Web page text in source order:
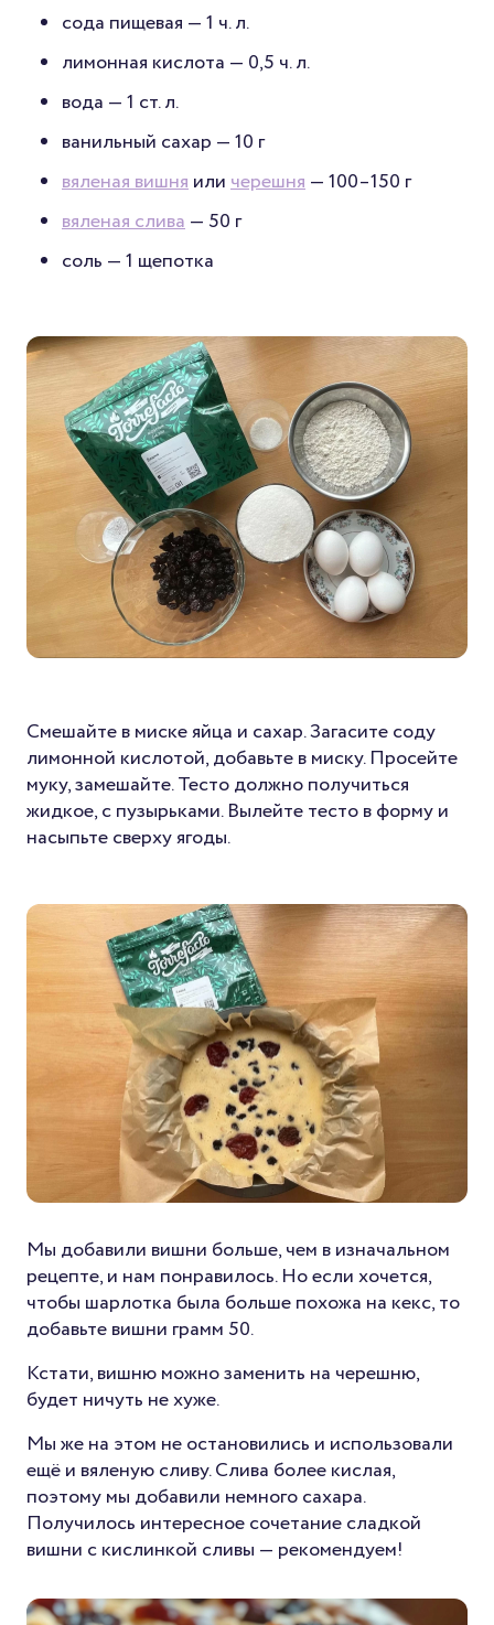
сода пищевая — 1 ч. л.
лимонная кислота — 0,5 ч. л.
вода — 1 ст. л.
ванильный сахар — 10 г
вяленая вишняиличерешня— 100–150 г
вяленая слива— 50 г
соль — 1 щепотка
Смешайте в миске яйца и сахар. Загасите соду
лимонной кислотой, добавьте в миску. Просейте
муку, замешайте. Тесто должно получиться
жидкое, с пузырьками. Вылейте тесто в форму и
насыпьте сверху ягоды.
Мы добавили вишни больше, чем в изначальном
рецепте, и нам понравилось. Но если хочется,
чтобы шарлотка была больше похожа на кекс, то
добавьте вишни грамм 50.
Кстати, вишню можно заменить на черешню,
будет ничуть не хуже.
Мы же на этом не остановились и использовали
ещё и вяленую сливу. Слива более кислая,
поэтому мы добавили немного сахара.
Получилось интересное сочетание сладкой
вишни с кислинкой сливы — рекомендуем!